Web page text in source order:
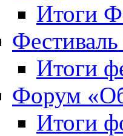
Итоги
Итоги
Форум
Итоги